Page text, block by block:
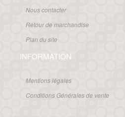
Nous contacter
Retour de marchandise
Plan du site
INFORMATION
Mentions légales
Conditions Générales de vente